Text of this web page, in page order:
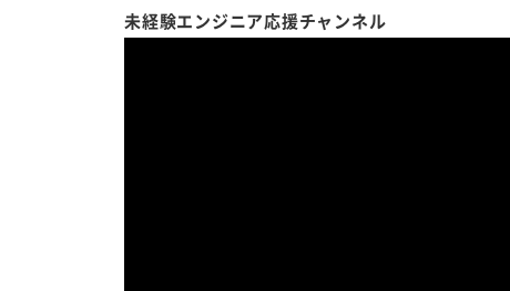
未経験エンジニア応援チャンネル